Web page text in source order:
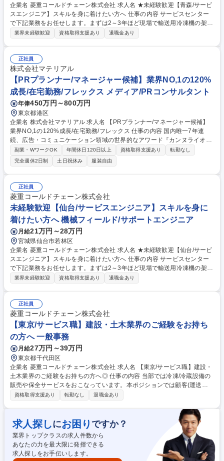
企業名 菱重コールドチェーン株式会社 求人名 ★未経験歓迎【青森/サービ
スエンジニア】スキルを身に着けたい方へ 仕事の内容 サービスセンター
で下記業務をお任せします。まずは2～3年ほど現場で輸送用冷凍機の架
装/修理/定期メンテナンス経験を積むため、工具を使った現場作業に携わ
の輸送用冷凍機(業界シェア30％)■現場作業:サービスセンター内で新車ト
ラックへの製品架装/入庫した顧客の製品修理/顧客先でのメンテナンス■内
勤:顧客より問い合わせのあった製品修理を差配し協力会社へ対応依頼/部
品管理/発注等【入社後】当初は現場作業を学び、将来的に経験を活かし外
勤:内勤=3:7のイメージです。 募集職種 ★未経験歓迎【青森/サービスエン
ジニア】スキルを身に着けたい方へ
業界未経験歓迎 資格取得支援あり 退職金あり
正社員
株式会社マテリアル
【PRプランナー/マネージャー候補】業界NO,1の120%
成長/在宅勤務/フレックス メディア/PRコンサルタント
年俸450万円～800万円
東京都港区
企業名 株式会社マテリアル 求人名 【PRプランナー/マネージャー候補】
業界NO,1の120%成長/在宅勤務/フレックス 仕事の内容 国内唯一7年連
続、広告・コミュニケーション領域の世界的なアワード『カンヌライオン
ズ』において受賞している当社にて、PRストーリーを設計して統合的な
マーケティングプランナー/マネジメントを担当します。 ■顧客のPRやブ
ランドビルディングのストーリー設計からクリエイティブ・コンテンツ開
発まで一貫して実施■情報流通に対する深い理解を基に顧客や生活者、地
域社会など全てのステークホルダーの心理や情報を論理的に紐解き、妥当
協せずに企画を練り上げることがミッション■大手広告代理店、各業界大
手企業との取引が中心（直案件は約30%）で、注目度の高い商品・サービ
スのブランド戦略や新商品開発に関わる企画提案も可能 募集職種 【PRプ
ランナー/マネージャー候補】業界NO,1の120%成長/在宅勤務/フレックス
副業・WワークOK 年間休日120日以上 資格取得支援あり
転勤なし
完全週休2日制
土日祝休み 服装自由
正社員
菱重コールドチェーン株式会社
未経験歓迎【仙台/サービスエンジニア】スキルを身に
着けたい方へ 機械フィールド/サポートエンジニア
月給21万円～28万円
宮城県仙台市若林区
企業名 菱重コールドチェーン株式会社 求人名 ★未経験歓迎【仙台/サービ
スエンジニア】スキルを身に着けたい方へ 仕事の内容 サービスセンター
で下記業務をお任せします。まずは2～3年ほど現場で輸送用冷凍機の架
装/修理/定期メンテナンス経験を積むため、工具を使った現場作業に携わ
の輸送用冷凍機(業界シェア30％)■現場作業:サービスセンター内で新車ト
ラックへの製品架装/入庫した顧客の製品修理/顧客先でのメンテナンス■内
勤:顧客より問い合わせのあった製品修理を差配し協力会社へ対応依頼/部
品管理/発注等【入社後】当初は現場作業を学び、将来的に経験を活かし外
勤:内勤=3:7のイメージです。 募集職種 ★未経験歓迎【仙台/サービスエン
ジニア】スキルを身に着けたい方へ
業界未経験歓迎 資格取得支援あり 退職金あり
正社員
菱重コールドチェーン株式会社
【東京/サービス職】建設・土木業界のご経験をお持ち
の方へ 一般事務
月給27万円～39万円
東京都千代田区
企業名 菱重コールドチェーン株式会社 求人名 【東京/サービス職】建設・
土木業界のご経験をお持ちの方へ◎ 仕事の内容 当部では冷凍/冷蔵設備の
販売や保全サービスをおこなっています。本ポジションでは顧客(運送会
社)から修理・メンテナンス依頼があった際に専門業者へ修理/メンテナン
問い合わせをいただき、詳細をヒアリング ■顧客ニーズを協力会社へ伝達
■顧客～協力会社間の修理/メンテナンスの日程調整/事後の報告書作成 ■基
本的に内勤ですが、状況確認の現場立ち会いやお客様へのメンテナンス内
容説明のための外出もあります。 ★電話対応が多く、円滑に業務を進める
ため人とのコミュニケーションが得意な方に活躍いただけるポジションで
す。※建物への改変を加える業務なし 募集職種 【東京/サービス職】建
資格取得支援あり 転勤なし 退職金あり
求人探しにお困り ですか？
業界トップクラスの求人件数から
あなたの力を最大限に発揮できる
求人探しをお手伝いします。